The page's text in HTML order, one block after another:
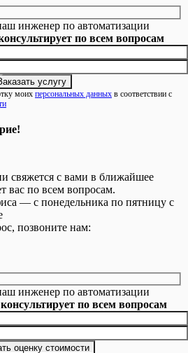
инженер по автоматизации
по всем вопросам
моих персональных данных в соответствии с
свяжется с вами в ближайшее
вас по всем вопросам.
— с понедельника по пятницу с
позвоните нам:
инженер по автоматизации
по всем вопросам